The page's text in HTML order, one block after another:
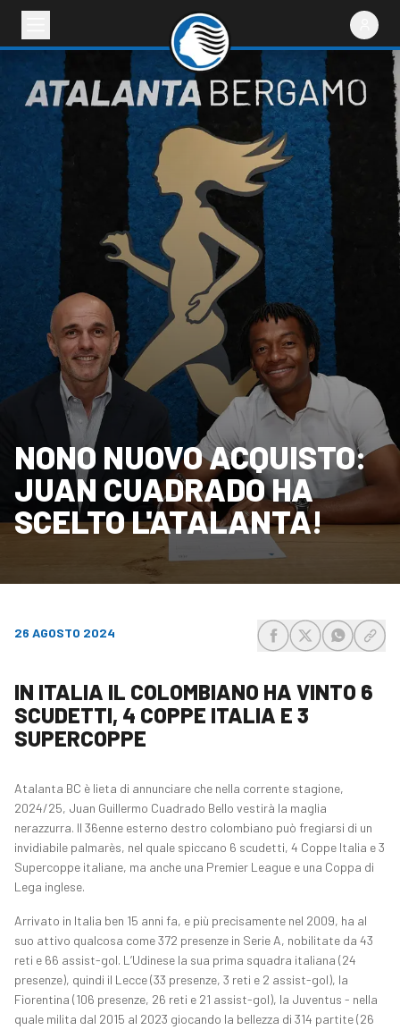
NONO NUOVO ACQUISTO:
JUAN CUADRADO HA
SCELTO L'ATALANTA!
26 AGOSTO 2024
IN ITALIA IL COLOMBIANO HA VINTO 6
SCUDETTI, 4 COPPE ITALIA E 3
SUPERCOPPE
Atalanta BC è lieta di annunciare che nella corrente stagione,
2024/25, Juan Guillermo Cuadrado Bello vestirà la maglia
nerazzurra. Il 36enne esterno destro colombiano può fregiarsi di un
invidiabile palmarès, nel quale spiccano 6 scudetti, 4 Coppe Italia e 3
Supercoppe italiane, ma anche una Premier League e una Coppa di
Lega inglese.
Arrivato in Italia ben 15 anni fa, e più precisamente nel 2009, ha al
suo attivo qualcosa come 372 presenze in Serie A, nobilitate da 43
reti e 66 assist-gol. L’Udinese la sua prima squadra italiana (24
presenze), quindi il Lecce (33 presenze, 3 reti e 2 assist-gol), la
Fiorentina (106 presenze, 26 reti e 21 assist-gol), la Juventus - nella
quale milita dal 2015 al 2023 giocando la bellezza di 314 partite (26